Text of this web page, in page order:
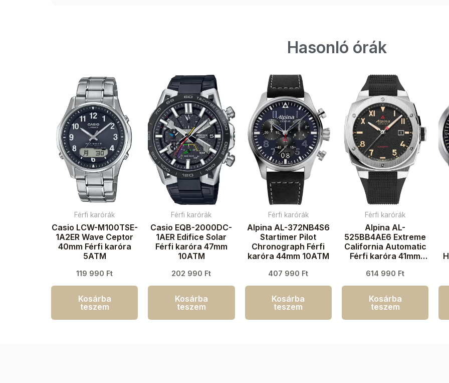
Hasonló órák
Férfi karórák
Casio LCW-M100TSE-
1A2ER Wave Ceptor
40mm Férfi karóra
5ATM
119 990 Ft
Kosárba
teszem
Férfi karórák
Casio EQB-2000DC-
1AER Edifice Solar
Férfi karóra 47mm
10ATM
202 990 Ft
Kosárba
teszem
Férfi karórák
Alpina AL-372NB4S6
Startimer Pilot
Chronograph Férfi
karóra 44mm 10ATM
407 990 Ft
Kosárba
teszem
Férfi karórák
Alpina AL-
525BB4AE6 Extreme
California Automatic
Férfi karóra 41mm
614 990 Ft
Kosárba
teszem